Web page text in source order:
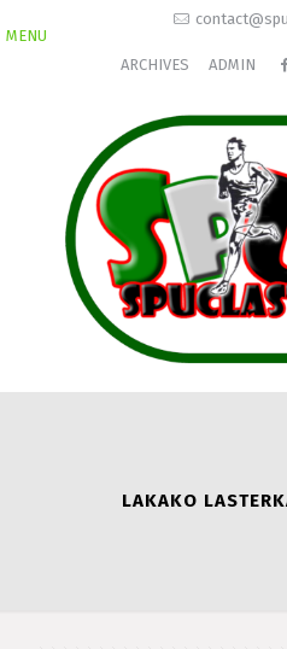
ARCHIVES ADMIN
MENU
LAKAKO